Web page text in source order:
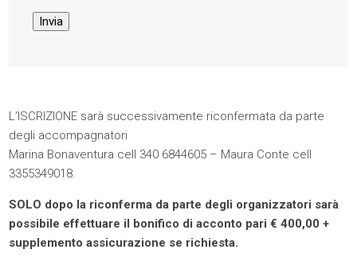
L’ISCRIZIONE sarà successivamente riconfermata da parte
degli accompagnatori
Marina Bonaventura cell 340 6844605 – Maura Conte cell
3355349018.
SOLO dopo la riconferma da parte degli organizzatori sarà
possibile effettuare il bonifico di acconto pari € 400,00 +
supplemento assicurazione se richiesta.